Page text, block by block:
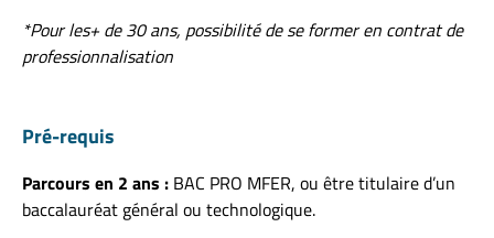
*Pour les+ de 30 ans, possibilité de se former en contrat de
professionnalisation
Pré-requis
Parcours en 2 ans : BAC PRO MFER, ou être titulaire d’un
baccalauréat général ou technologique.